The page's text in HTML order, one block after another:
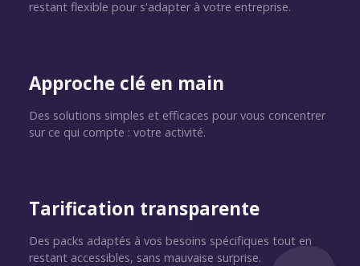
restant flexible pour s'adapter à votre entreprise.
Approche clé en main
Des solutions simples et efficaces pour vous concentrer
sur ce qui compte : votre activité.
Tarification transparente
Des packs adaptés à vos besoins spécifiques tout en
restant accessibles, sans mauvaise surprise.